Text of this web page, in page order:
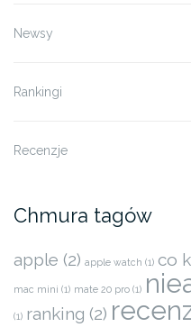
Newsy
Rankingi
Recenzje
Chmura tagów
apple (2) apple watch (1) co
mac mini (1) mate 20 pro (1)
(1) ranking (2)